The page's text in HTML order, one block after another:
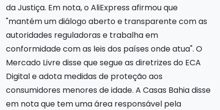
da Justiça. Em nota, o AliExpress afirmou que
"mantém um diálogo aberto e transparente com as
autoridades reguladoras e trabalha em
conformidade com as leis dos países onde atua". O
Mercado Livre disse que segue as diretrizes do ECA
Digital e adota medidas de proteção aos
consumidores menores de idade. A Casas Bahia disse
em nota que tem uma área responsável pela